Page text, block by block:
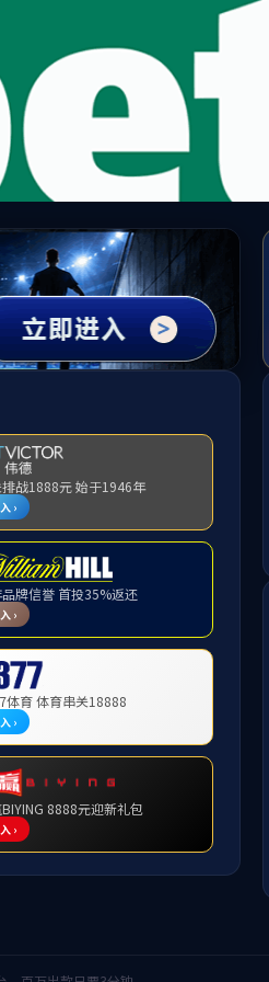
(中国)股份有限公司
新闻公告 机构设置
>> 正文
城市基础设施配套
发布时间：2022-09-17
收使用管理办法的通知
南市城市基础设施配套费征